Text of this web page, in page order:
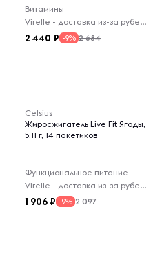
Витамины
Virelle - доставка из-за рубежа
2 440 -9% 2 684
Celsius
Жиросжигатель Live Fit Ягоды,
5,11 г, 14 пакетиков
Функциональное питание
Virelle - доставка из-за рубежа
1 906 -9% 2 097